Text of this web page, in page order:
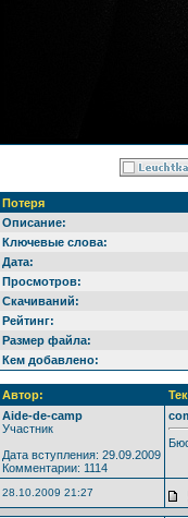
Потеря
Описание:
Ключевые слова:
Дата:
Просмотров:
Скачиваний:
Рейтинг:
Размер файла:
Кем добавлено:
Автор:
Aide-de-camp
Участник
Дата вступления: 29.09.2009
Комментарии: 1114
28.10.2009 21:27